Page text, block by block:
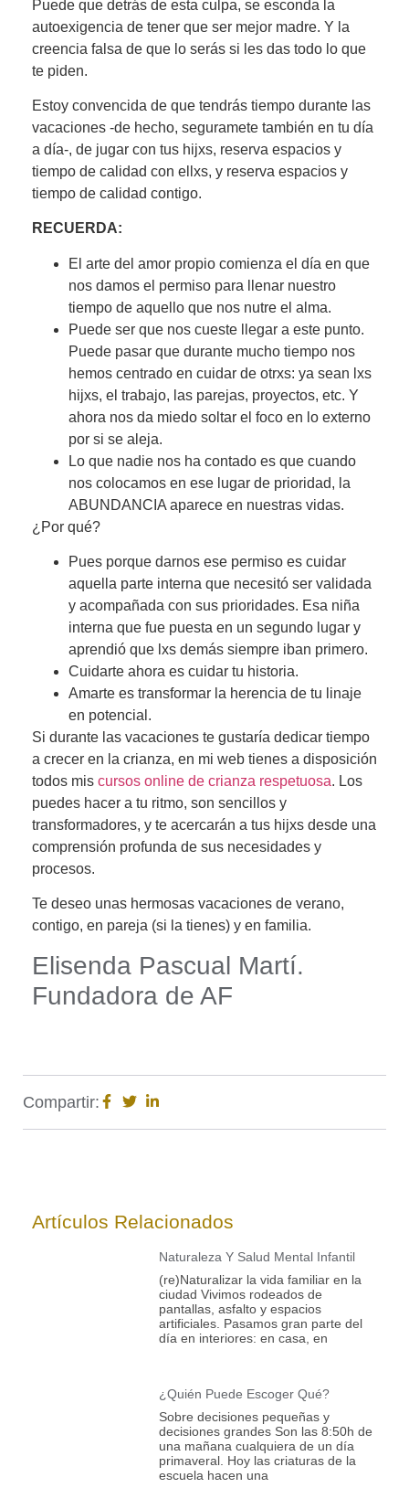
Puede que detrás de esta culpa, se esconda la
autoexigencia de tener que ser mejor madre. Y la
creencia falsa de que lo serás si les das todo lo que
te piden.
Estoy convencida de que tendrás tiempo durante las
vacaciones -de hecho, seguramete también en tu día
a día-, de jugar con tus hijxs, reserva espacios y
tiempo de calidad con ellxs, y reserva espacios y
tiempo de calidad contigo.
RECUERDA:
El arte del amor propio comienza el día en que
nos damos el permiso para llenar nuestro
tiempo de aquello que nos nutre el alma.
Puede ser que nos cueste llegar a este punto.
Puede pasar que durante mucho tiempo nos
hemos centrado en cuidar de otrxs: ya sean lxs
hijxs, el trabajo, las parejas, proyectos, etc. Y
ahora nos da miedo soltar el foco en lo externo
por si se aleja.
Lo que nadie nos ha contado es que cuando
nos colocamos en ese lugar de prioridad, la
ABUNDANCIA aparece en nuestras vidas.
¿Por qué?
Pues porque darnos ese permiso es cuidar
aquella parte interna que necesitó ser validada
y acompañada con sus prioridades. Esa niña
interna que fue puesta en un segundo lugar y
aprendió que lxs demás siempre iban primero.
Cuidarte ahora es cuidar tu historia.
Amarte es transformar la herencia de tu linaje
en potencial.
Si durante las vacaciones te gustaría dedicar tiempo
a crecer en la crianza, en mi web tienes a disposición
todos mis cursos online de crianza respetuosa. Los
puedes hacer a tu ritmo, son sencillos y
transformadores, y te acercarán a tus hijxs desde una
comprensión profunda de sus necesidades y
procesos.
Te deseo unas hermosas vacaciones de verano,
contigo, en pareja (si la tienes) y en familia.
Elisenda Pascual Martí.
Fundadora de AF
Compartir:
Artículos Relacionados
Naturaleza Y Salud Mental Infantil
(re)Naturalizar la vida familiar en la
ciudad Vivimos rodeados de
pantallas, asfalto y espacios
artificiales. Pasamos gran parte del
día en interiores: en casa, en
¿Quién Puede Escoger Qué?
Sobre decisiones pequeñas y
decisiones grandes Son las 8:50h de
una mañana cualquiera de un día
primaveral. Hoy las criaturas de la
escuela hacen una